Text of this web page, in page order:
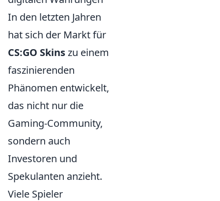
In den letzten Jahren
hat sich der Markt für
CS:GO Skinszu einem
faszinierenden
Phänomen entwickelt,
das nicht nur die
Gaming-Community,
sondern auch
Investoren und
Spekulanten anzieht.
Viele Spieler